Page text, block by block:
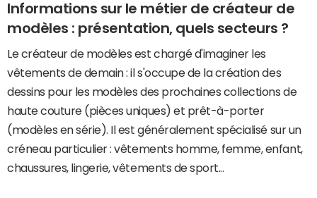
Informations sur le métier de créateur de
modèles : présentation, quels secteurs ?
Le créateur de modèles est chargé d'imaginer les
vêtements de demain : il s'occupe de la création des
dessins pour les modèles des prochaines collections de
haute couture (pièces uniques) et prêt-à-porter
(modèles en série). Il est généralement spécialisé sur un
créneau particulier : vêtements homme, femme, enfant,
chaussures, lingerie, vêtements de sport...